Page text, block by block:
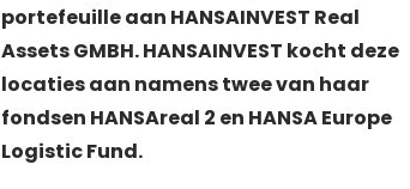
portefeuille aan HANSAINVEST Real
Assets GMBH. HANSAINVEST kocht deze
locaties aan namens twee van haar
fondsen HANSAreal 2 en HANSA Europe
Logistic Fund.